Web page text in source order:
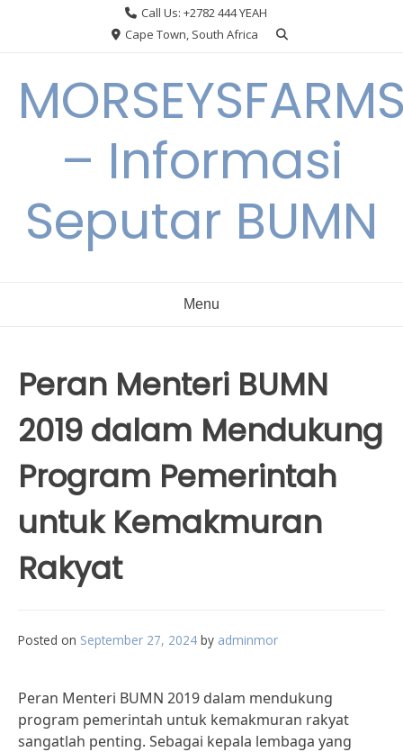
Call Us: +2782 444 YEAH
Cape Town, South Africa
– Informasi
Seputar BUMN
Menu
Peran Menteri BUMN
2019 dalam Mendukung
Program Pemerintah
untuk Kemakmuran
Rakyat
Posted on September 27, 2024 by adminmor
Peran Menteri BUMN 2019 dalam mendukung
program pemerintah untuk kemakmuran rakyat
sangatlah penting. Sebagai kepala lembaga yang